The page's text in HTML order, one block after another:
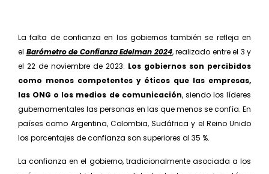
La falta de confianza en los gobiernos también se refleja en
el Barómetro de Confianza Edelman 2024, realizado entre el 3 y
el 22 de noviembre de 2023. Los gobiernos son percibidos
como menos competen­tes y éticos que las empresas,
las ONG o los medios de comunicación, siendo los líderes
gubernamentales las personas en las que menos se confía. En
países como Argentina, Colombia, Sudáfrica y el Reino Unido
los porcentajes de confianza son superiores al 35 %.
La confianza en el gobierno, tradicionalmente asociada a los